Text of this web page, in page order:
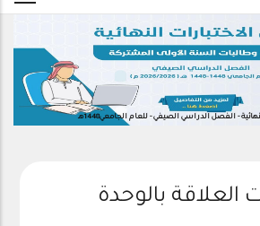
- الفصل الدراسي الصيفي - للعام الجامعي1448هـ
العلاقة بالوحدة